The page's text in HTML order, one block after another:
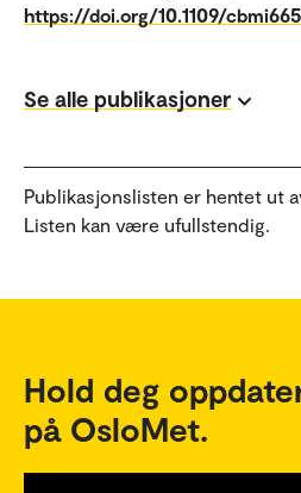
https://doi.org/10.1109/
Se alle publikasjoner
Publikasjonslisten er hentet ut
Listen kan være ufullstendig.
Hold deg
på OsloMet.